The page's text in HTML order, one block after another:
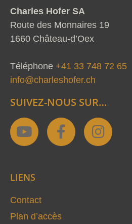
Charles Hofer SA
Route des Monnaires 19
1660 Château-d’Oex
Téléphone +41 33 748 72 65
info@charleshofer.ch
SUIVEZ-NOUS SUR…
Y
o
u
b
F
a
I
n
LIENS
Contact
Plan d’accès